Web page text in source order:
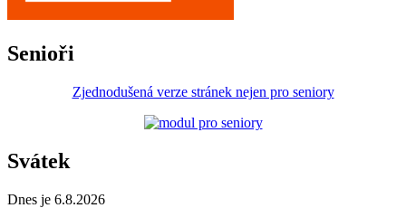
Senioři
Zjednodušená verze stránek nejen pro seniory
Svátek
Dnes je 6.8.2026